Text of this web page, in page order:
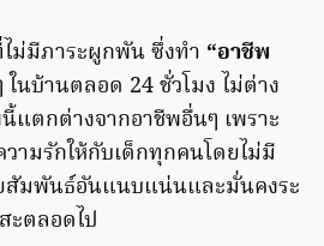
ม่มีภาระผูกพัน ซึ่งทำ “อาชีพ
นบ้านตลอด 24 ชั่วโมง ไม่ต่าง
แตกต่างจากอาชีพอื่นๆ เพราะ
ามรักให้กับเด็กทุกคนโดยไม่มี
ยสัมพันธ์อันแนบแน่นและมั่นคงระ
ะตลอดไป